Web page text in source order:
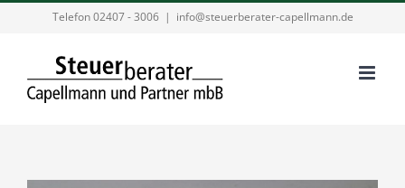
Telefon 02407 - 3006 | info@steuerberater-capellmann.de